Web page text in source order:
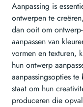
Aanpassing is
ontwerpen te
dan ooit om
aanpassen van
vormen en texturen,
hun ontwerp
aanpassingsopties
staat om hun
produceren die